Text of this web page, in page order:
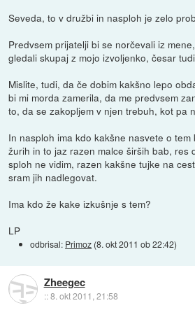
Seveda, to v družbi in nasploh je zelo
Predvsem prijatelji bi se norčevali iz
gledali skupaj z mojo izvoljenko, česar
Mislite, tudi, da če dobim kakšno lepo
bi mi morda zamerila, da me predvsem
to, da se zakopljem v njen trebuh, kot pa
In nasploh ima kdo kakšne nasvete o
žurih in to jaz razen malce širših bab, res
sploh ne vidim, razen kakšne tujke na
sram jih nadlegovat.
Ima kdo že kake izkušnje s tem?
LP
odbrisal: Primoz (8. okt 2011 ob 22:42)
Zheegec
::8. okt 2011, 21:58